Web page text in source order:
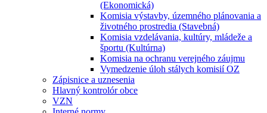
(Ekonomická)
Komisia výstavby, územného plánovania a
životného prostredia (Stavebná)
Komisia vzdelávania, kultúry, mládeže a
športu (Kultúrna)
Komisia na ochranu verejného záujmu
Vymedzenie úloh stálych komisií OZ
Zápisnice a uznesenia
Hlavný kontrolór obce
VZN